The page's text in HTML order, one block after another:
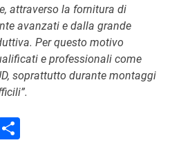
attraverso la fornitura di
avanzati e dalla grande
Per questo motivo
e professionali come
soprattutto durante montaggi